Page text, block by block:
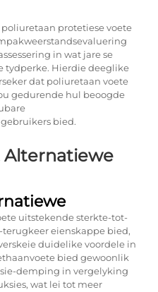
protetiese voete
in wat jare se
tydperke. Hierdie deeglike
dat poliuretaan voete
gedurende hul beoogde
bied.
uitstekende sterkte-tot-
eienskappe bied,
duidelike voordele in
bied gewoonlik
demping in vergelyking
wat lei tot meer